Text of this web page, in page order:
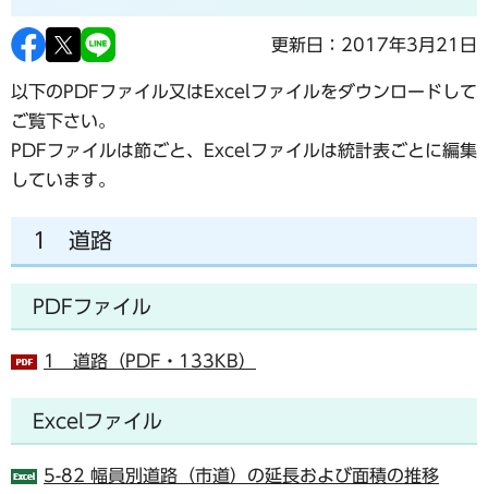
更新日：2017年3月21日
以下のPDFファイル又はExcelファイルをダウンロードして
ご覧下さい。
PDFファイルは節ごと、Excelファイルは統計表ごとに編集
しています。
1 道路
PDFファイル
1 道路（PDF・133KB）
Excelファイル
5-82 幅員別道路（市道）の延長および面積の推移